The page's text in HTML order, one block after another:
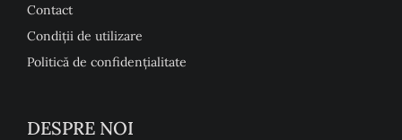
Contact
Condiţii de utilizare
Politică de confidențialitate
DESPRE NOI